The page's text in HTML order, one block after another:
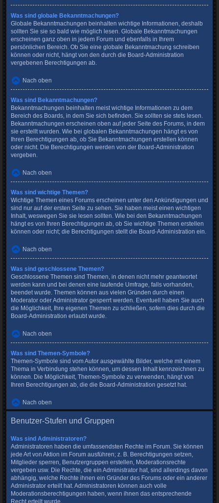
Was sind globale Bekanntmachungen?
Globale Bekanntmachungen beinhalten wichtige Informationen, deshalb
sollten Sie sie so bald wie möglich lesen. Globale Bekanntmachungen
erscheinen ganz oben in jedem Forum und ebenfalls in Ihrem
persönlichen Bereich. Ob Sie eine globale Bekanntmachung schreiben
können oder nicht, hängt von den durch die Board-Administration
vergebenen Berechtigungen ab.
Nach oben
Was sind Bekanntmachungen?
Bekanntmachungen beinhalten meist wichtige Informationen zu dem
Bereich des Boards, in dem Sie sich befinden. Sie sollten sie stets lesen.
Bekanntmachungen erscheinen oben auf jeder Seite des Forums, in dem
sie erstellt wurden. Wie bei globalen Bekanntmachungen hängt es von
Ihren Berechtigungen ab, ob Sie Bekanntmachungen erstellen können
oder nicht. Die Berechtigungen werden von der Board-Administration
vergeben.
Nach oben
Was sind wichtige Themen?
Wichtige Themen eines Forums erscheinen unter den Ankündigungen und
sind nur auf der ersten Seite zu sehen. Sie haben meist einen wichtigen
Inhalt, weswegen Sie sie lesen sollten. Wie bei den Bekanntmachungen
hängt es von Ihren Berechtigungen ab, ob Sie wichtige Themen erstellen
können oder nicht; die Berechtigungen stellt die Board-Administration ein.
Nach oben
Was sind geschlossene Themen?
Geschlossene Themen sind Themen, in denen nicht mehr geantwortet
werden kann und bei denen eine laufende Umfrage, falls vorhanden,
beendet wurde. Themen können aus vielen Gründen durch einen
Moderator oder Administrator gesperrt werden. Eventuell haben Sie auch
die Möglichkeit, Ihre eigenen Themen zu schließen, sofern dies durch die
Board-Administration erlaubt wurde.
Nach oben
Was sind Themen-Symbole?
Themen-Symbole sind vom Autor ausgewählte Bilder, welche mit einem
Thema in Verbindung stehen können, um dessen Inhalt kennzeichnen zu
können. Die Möglichkeit, Themen-Symbole zu verwenden, hängt von
Ihren Berechtigungen ab, die die Board-Administration gesetzt hat.
Nach oben
Benutzer-Stufen und Gruppen
Was sind Administratoren?
Administratoren haben die umfassendsten Rechte im Forum. Sie können
jede Art von Aktion im Forum ausführen; z. B. Berechtigungen setzen,
Mitglieder sperren, Benutzergruppen erstellen, Moderationsrechte
vergeben usw. Die Rechte, die ein Administrator hat, sind allerdings davon
abhängig, welche Rechte ihnen ein Gründer des Forums oder ein anderer
Administrator erteilt hat. Administratoren können auch volle
Moderationsberechtigungen haben, wenn ihnen das entsprechende
Recht erteilt wurde.